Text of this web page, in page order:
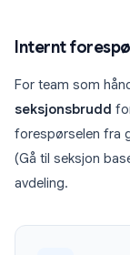
Internt
For team som
seksjonsbrudd
forespørselen fra
(Gå til seksjon
avdeling.